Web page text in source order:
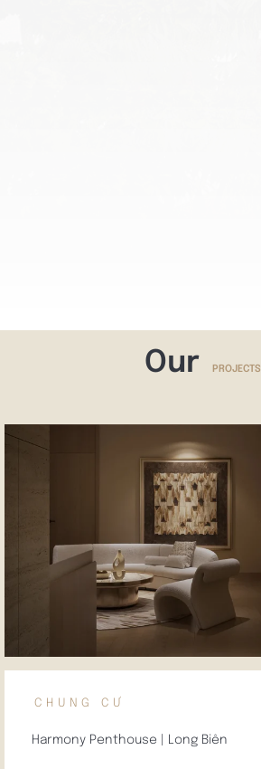
Our PROJECTS
CHUNG CƯ
Harmony Penthouse | Long Biên